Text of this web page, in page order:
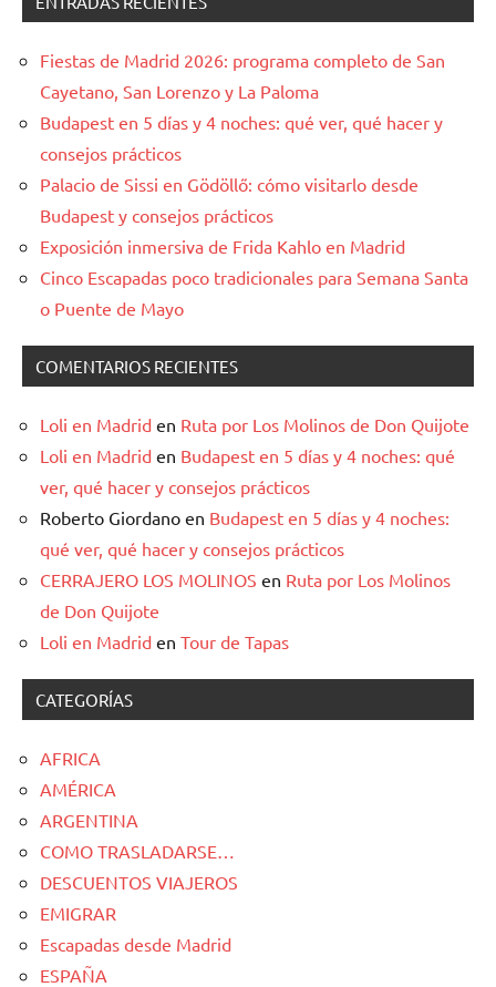
Fiestas de Madrid 2026: programa completo de San
Cayetano, San Lorenzo y La Paloma
Budapest en 5 días y 4 noches: qué ver, qué hacer y
consejos prácticos
Palacio de Sissi en Gödöllő: cómo visitarlo desde
Budapest y consejos prácticos
Exposición inmersiva de Frida Kahlo en Madrid
Cinco Escapadas poco tradicionales para Semana Santa
o Puente de Mayo
COMENTARIOS RECIENTES
Loli en Madrid en Ruta por Los Molinos de Don Quijote
Loli en Madrid en Budapest en 5 días y 4 noches: qué
ver, qué hacer y consejos prácticos
Roberto Giordano en Budapest en 5 días y 4 noches:
qué ver, qué hacer y consejos prácticos
CERRAJERO LOS MOLINOS en Ruta por Los Molinos
de Don Quijote
Loli en Madrid en Tour de Tapas
CATEGORÍAS
AFRICA
AMÉRICA
ARGENTINA
COMO TRASLADARSE…
DESCUENTOS VIAJEROS
EMIGRAR
Escapadas desde Madrid
ESPAÑA